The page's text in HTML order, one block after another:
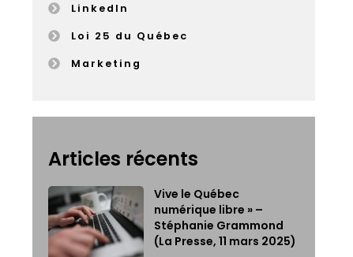
LinkedIn
Loi 25 du Québec
Marketing
Articles récents
Vive le Québec
numérique libre » –
Stéphanie Grammond
(La Presse, 11 mars 2025)